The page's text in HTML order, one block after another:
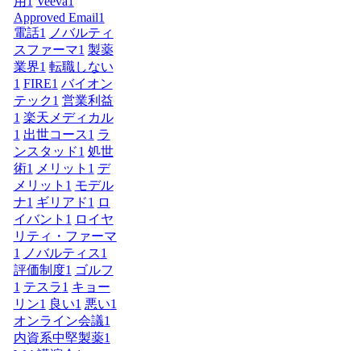
Approved Email1
電話1
ノバルティ
スファーマ1 製薬
業界1 転職しない
1 FIRE1 バイオン
テック1 営業利益
1 楽天メディカル
1 出世コース1 ラ
ンスタッド1 処世
術1 メリット 1 デ
メリット 1 モデル
ナ1 ギリアド1 ロ
イバント 1 ロイヤ
リティ・ファーマ
1
ノバルティス1
評価制度1 ゴルフ
1 テスラ1 キョー
リン1 良い1 悪い1
オンライン会議1
内資系中堅製薬1